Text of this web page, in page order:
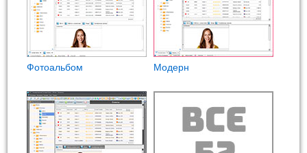
Фотоальбом Модерн